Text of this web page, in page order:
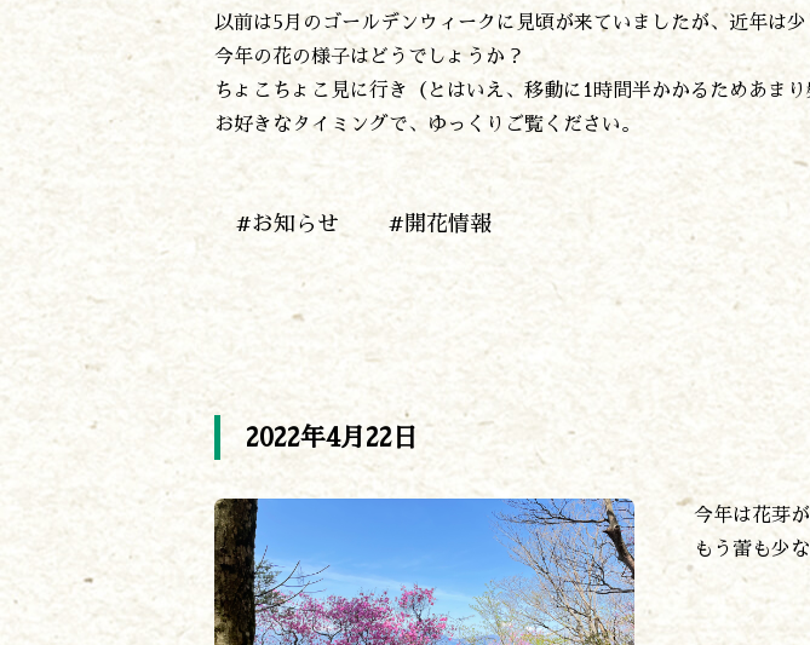
以前は5月のゴールデンウィークに見頃が来ていましたが、近年は
今年の花の様子はどうでしょうか？
ちょこちょこ見に行き（とはいえ、移動に1時間半かかるためあま
お好きなタイミングで、ゆっくりご覧ください。
#お知らせ #開花情報
2022年4月22日
今年は花芽
もう蕾も少
開
諸塚村観
プライバ
〒